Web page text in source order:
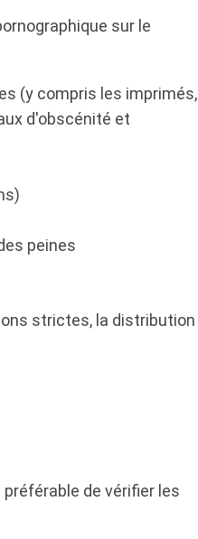
sur le
(y compris les imprimés,
d'obscénité et
peines
strictes, la distribution
de vérifier les